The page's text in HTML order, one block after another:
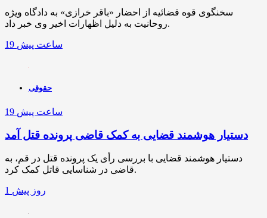
سخنگوی قوه قضائیه از احضار «باقر خرازی» به دادگاه ویژه
روحانیت به دلیل اظهارات اخیر وی خبر داد.
19 ساعت پیش
حقوقی
19 ساعت پیش
دستیار هوشمند قضایی به کمک قاضی پرونده قتل آمد
دستیار هوشمند قضایی با بررسی رأی یک پرونده قتل در قم، به
قاضی در شناسایی قاتل کمک کرد.
1 روز پیش